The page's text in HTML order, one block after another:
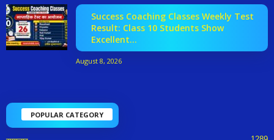
Success Coaching Classes Weekly Test
Result: Class 10 Students Show
Excellent...
August 8, 2026
POPULAR CATEGORY